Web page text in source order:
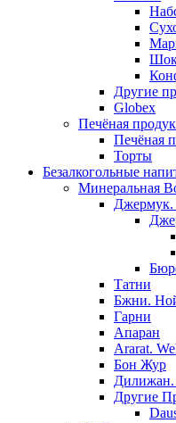
Другие
Globex
Печёная
Печёная
Торты
Безалкогольные
Минеральная
Джермук.
Татни
Бжни.
Гарни
Апаран
Ararat.
Бон Жур
Дилижан.
Другие